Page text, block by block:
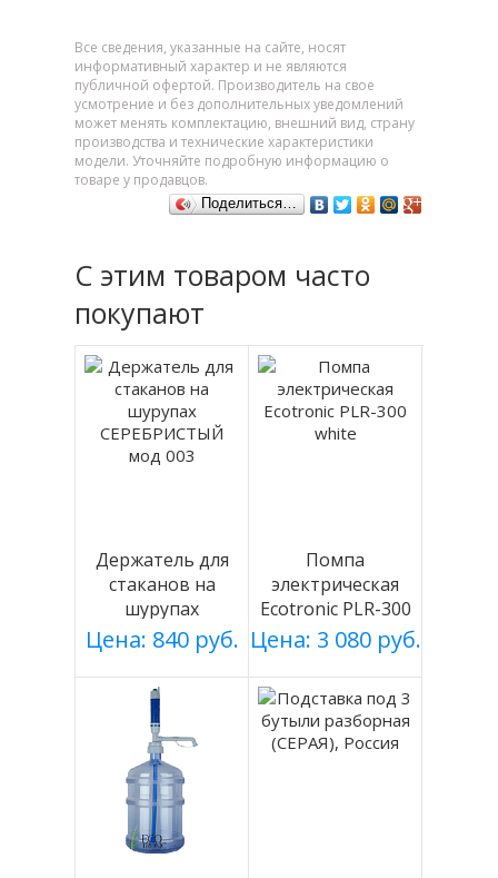
Все сведения, указанные на сайте, носят
информативный характер и не являются
публичной офертой. Производитель на свое
усмотрение и без дополнительных уведомлений
может менять комплектацию, внешний вид, страну
производства и технические характеристики
модели. Уточняйте подробную информацию о
товаре у продавцов.
Поделиться…
С этим товаром часто
покупают
Держатель для
стаканов на
шурупах
СЕРЕБРИСТЫЙ
мод 003
Цена: 840 руб.
Помпа
электрическая
Ecotronic PLR-300
white
Цена: 3 080 руб.